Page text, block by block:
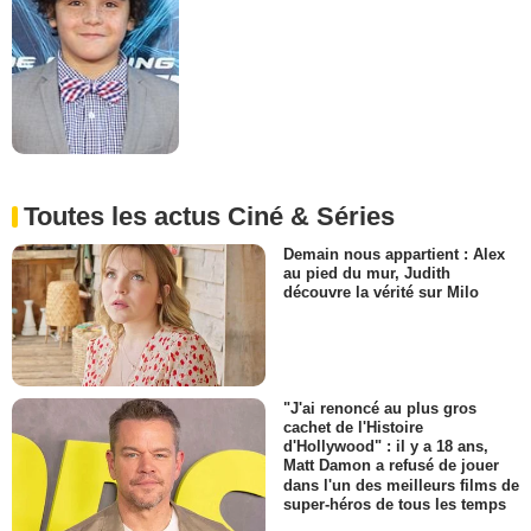
Toutes les actus Ciné & Séries
Demain nous appartient : Alex
au pied du mur, Judith
découvre la vérité sur Milo
"J'ai renoncé au plus gros
cachet de l'Histoire
d'Hollywood" : il y a 18 ans,
Matt Damon a refusé de jouer
dans l'un des meilleurs films de
super-héros de tous les temps